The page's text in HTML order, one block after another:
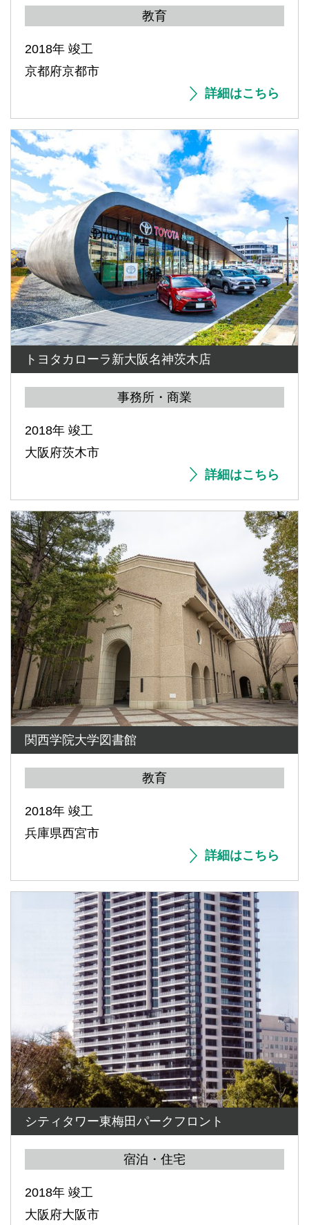
教育
2018年 竣工
京都府京都市
詳細はこちら
トヨタカローラ新大阪名神茨木店
事務所・商業
2018年 竣工
大阪府茨木市
詳細はこちら
関西学院大学図書館
教育
2018年 竣工
兵庫県西宮市
詳細はこちら
シティタワー東梅田パークフロント
宿泊・住宅
2018年 竣工
大阪府大阪市